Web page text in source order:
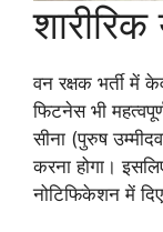
वन रक्षक भर्ती में
फिटनेस भी
सीना (पुरुष
करना होगा।
नोटिफिकेशन में